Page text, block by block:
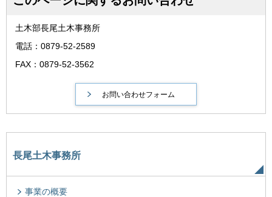
土木部長尾土木事務所
電話：0879-52-2589
FAX：0879-52-3562
長尾土木事務所
事業の概要